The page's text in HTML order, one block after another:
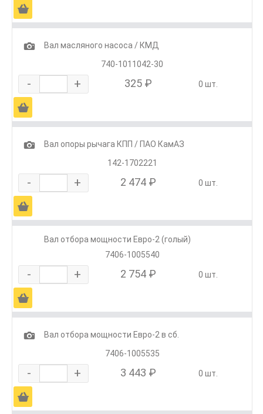
Ä
1
Вал масляного насоса / КМД
740-1011042-30
- + 325 ₽ 0 шт.
Ä
1
Вал опоры рычага КПП / ПАО КамАЗ
142-1702221
- + 2 474 ₽ 0 шт.
Ä
Вал отбора мощности Евро-2 (голый)
7406-1005540
- + 2 754 ₽ 0 шт.
Ä
1
Вал отбора мощности Евро-2 в сб.
7406-1005535
- + 3 443 ₽ 0 шт.
Ä